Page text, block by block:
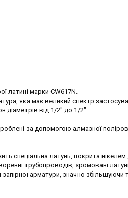
латині марки CW617N.
яка має великий спектр
діаметрів від 1/2" до 1/2".
за допомогою алмазної
спеціальна латунь, покрита нікелем
трубопроводів, хромовані
арматури, значно збільшуючи